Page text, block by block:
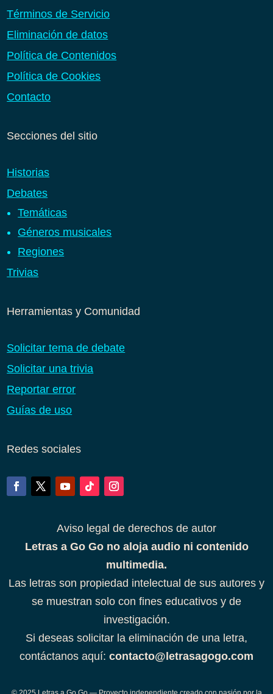
Términos de Servicio
Eliminación de datos
Política de Contenidos
Política de Cookies
Contacto
Secciones del sitio
Historias
Debates
Temáticas
Géneros musicales
Regiones
Trivias
Herramientas y Comunidad
Solicitar tema de debate
Solicitar una trivia
Reportar error
Guías de uso
Redes sociales
Aviso legal de derechos de autor
Letras a Go Go no aloja audio ni contenido
multimedia.
Las letras son propiedad intelectual de sus autores y
se muestran solo con fines educativos y de
investigación.
Si deseas solicitar la eliminación de una letra,
contáctanos aquí: contacto@letrasagogo.com